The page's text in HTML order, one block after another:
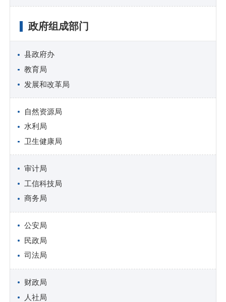
政府组成部门
县政府办
教育局
发展和改革局
自然资源局
水利局
卫生健康局
审计局
工信科技局
商务局
公安局
民政局
司法局
财政局
人社局